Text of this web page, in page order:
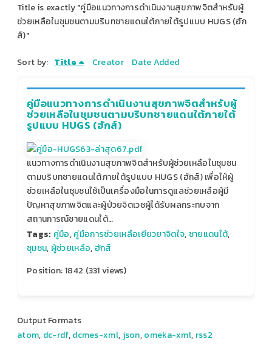
Title is exactly "คู่มือแนวทางการดำเนินงานสุขภาพจิตสำหรับผู้
ช่วยเหลือในชุมชนตามบริบทชายแดนใต้ภายใต้รูปแบบ HUGS (ฮัก
ส์)"
Sort by: Title Creator Date Added
คู่มือแนวทางการดำเนินงานสุขภาพจิตสำหรับผู้
ช่วยเหลือในชุมชนตามบริบทชายแดนใต้ภายใต้
รูปแบบ HUGS (ฮักส์)
แนวทางการดำเนินงานสุขภาพจิตสำหรับผู้ช่วยเหลือในชุมชน
ตามบริบทชายแดนใต้ภายใต้รูปแบบ HUGS (ฮักส์) เพื่อให้ผู้
ช่วยเหลือในชุมชนใช้เป็นเครื่องมือในการดูแลช่วยเหลือผู้มี
ปัญหาสุขภาพจิตและผู้ป่วยจิตเวชผู้ได้รับผลกระทบจาก
สถานการณ์ชายแดนใต้…
Tags: คู่มือ,คู่มือการช่วยเหลือเยียวยาจิตใจ, ชายแดนใต้,
ชุมชน, ผู้ช่วยเหลือ, ฮักส์
Position:1842 (331views)
Output Formats
atom, dc-rdf,dcmes-xml, json,omeka-xml, rss2